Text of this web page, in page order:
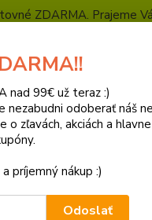
ZDARMA. Prajeme
Hľadať
nad 99€ už teraz :)
nezabudni odoberať náš
zľavách, akciách a
príjemný nákup :)
Odoslať